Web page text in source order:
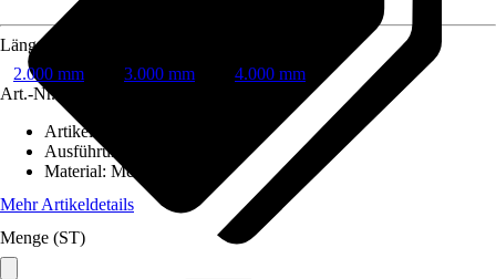
Länge
2.000 mm
3.000 mm
4.000 mm
Art.-Nr.
Artikeltyp
Ausführung
Material: Metall
Mehr Artikeldetails
Menge (ST)